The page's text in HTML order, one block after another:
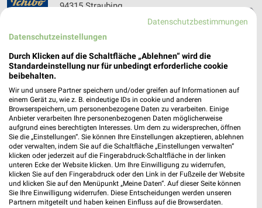
❯
94315 Straubing
Heute 09:00 - 18:00 Uhr | Geöffnet
408,85 km • Angebote: 4 Prospekte
Steinergasse 19
94315 Straubing
Heute 09:00 - 18:00 Uhr | Geöffnet
408,91 km
Takko Fashion Viechtach
Paul-Maurer-Straße 3
94234 Viechtach
Datenschutzbestimmungen
Datenschutzeinstellungen
Durch Klicken auf die Schaltfläche „Ablehnen“ wird die
Standardeinstellung nur für unbedingt erforderliche cookie
beibehalten.
Wir und unsere Partner speichern und/oder greifen auf Informationen auf
einem Gerät zu, wie z. B. eindeutige IDs in cookie und anderen
Browserspeichern, um personenbezogene Daten zu verarbeiten. Einige
Anbieter verarbeiten Ihre personenbezogenen Daten möglicherweise
aufgrund eines berechtigten Interesses. Um dem zu widersprechen, öffnen
Sie die „Einstellungen“. Sie können Ihre Einstellungen akzeptieren, ablehnen
oder verwalten, indem Sie auf die Schaltfläche „Einstellungen verwalten“
klicken oder jederzeit auf die Fingerabdruck-Schaltfläche in der linken
unteren Ecke der Website klicken. Um Ihre Einwilligung zu widerrufen,
klicken Sie auf den Fingerabdruck oder den Link in der Fußzeile der Website
und klicken Sie auf den Menüpunkt „Meine Daten“. Auf dieser Seite können
Sie Ihre Einwilligung widerrufen. Diese Entscheidungen werden unseren
Partnern mitgeteilt und haben keinen Einfluss auf die Browserdaten.